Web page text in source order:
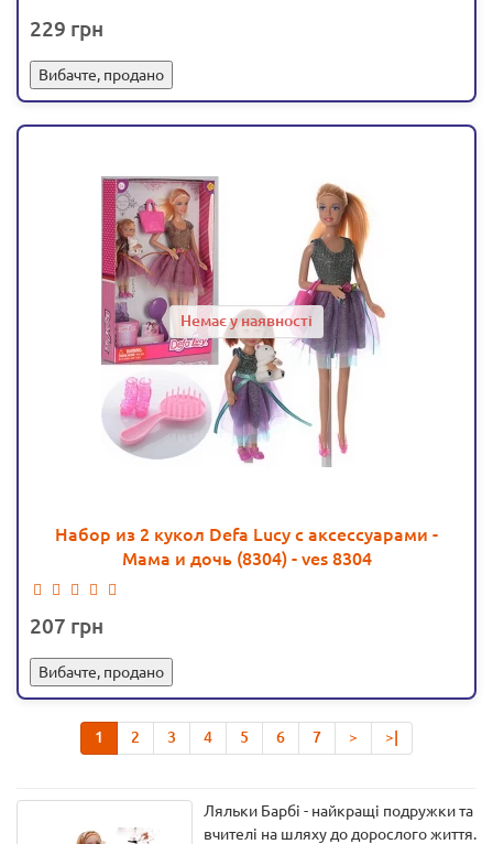
229
Вибачте, продано
Немає у наявності
Набор из 2 кукол Defa Lucy с аксессуарами -
Мама и дочь (8304) - ves 8304
207
Вибачте, продано
1 2 3 4 5 6 7 > >|
Ляльки Барбі - найкращі подружки та
вчителі на шляху до дорослого життя.